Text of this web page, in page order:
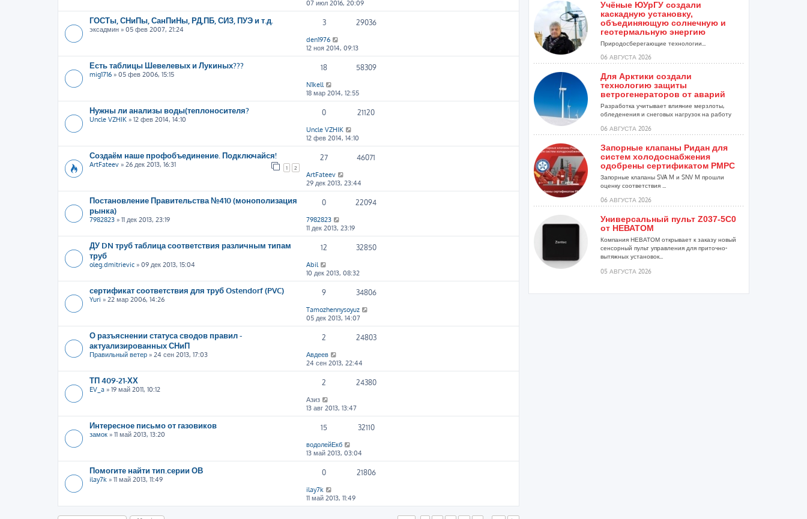
07 июл 2016, 20:09
ГОСТы, СНиПы, СанПиНы, РД,ПБ, СИЗ, ПУЭ и т.д.
эксадмин » 05 фев 2007, 21:24
3 29036
den1976
12 ноя 2014, 09:13
Есть таблицы Шевелевых и Лукиных???
mig1716 » 05 фев 2006, 15:15
18 58309
N1kell
18 мар 2014, 12:55
Нужны ли анализы воды(теплоносителя?
Uncle VZHIK » 12 фев 2014, 14:10
0 21120
Uncle VZHIK
12 фев 2014, 14:10
Создаём наше профобъединение. Подключайся!
ArtFateev » 26 дек 2013, 16:31 1 2
27 46071
ArtFateev
29 дек 2013, 23:44
Постановление Правительства №410 (монополизация
рынка)
7982823 » 11 дек 2013, 23:19
0 22094
7982823
11 дек 2013, 23:19
ДУ DN труб таблица соответствия различным типам
труб
oleg.dmitrievic » 09 дек 2013, 15:04
12 32850
Abil
10 дек 2013, 08:32
сертификат соответствия для труб Ostendorf (PVC)
Yuri » 22 мар 2006, 14:26
9 34806
Tamozhennysoyuz
05 дек 2013, 14:07
О разъяснении статуса сводов правил -
актуализированных СНиП
Правильный ветер » 24 сен 2013, 17:03
2 24803
Авдеев
24 сен 2013, 22:44
ТП 409-21-ХХ
EV_a » 19 май 2011, 10:12
2 24380
Азиз
13 авг 2013, 13:47
Интересное письмо от газовиков
замок » 11 май 2013, 13:20
15 32110
водолейЕкб
13 май 2013, 03:04
Помогите найти тип.серии ОВ
ilay7k » 11 май 2013, 11:49
0 21806
ilay7k
11 май 2013, 11:49
Учёные ЮУрГУ создали
каскадную установку,
объединяющую солнечную и
геотермальную энергию
Природосберегающие технологии...
06 АВГУСТА 2026
Для Арктики создали
технологию защиты
ветрогенераторов от аварий
Разработка учитывает влияние мерзлоты,
обледенения и снеговых нагрузок на работу
06 АВГУСТА 2026
Запорные клапаны Ридан для
систем холодоснабжения
одобрены сертификатом РМРС
Запорные клапаны SVA M и SNV M прошли
оценку соответствия ...
06 АВГУСТА 2026
Универсальный пульт Z037-5C0
от НЕВАТОМ
Компания НЕВАТОМ открывает к заказу новый
сенсорный пульт управления для приточно-
вытяжных установок...
05 АВГУСТА 2026